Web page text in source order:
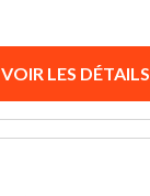
VOIR LES DÉTAILS